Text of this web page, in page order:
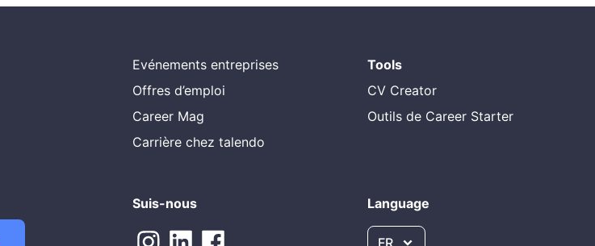
Evénements entreprises
Offres d’emploi
Career Mag
Carrière chez talendo
Tools
CV Creator
Outils de Career Starter
Suis-nous Language
FR